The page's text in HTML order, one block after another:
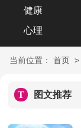
健康
心理
当前位置： 首页 >
T 图文推荐